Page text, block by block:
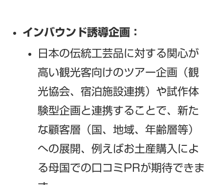
インバウンド誘導企画：
日本の伝統工芸品に対する関心が
高い観光客向けのツアー企画（観
光協会、宿泊施設連携）や試作体
験型企画と連携することで、新た
な顧客層（国、地域、年齢層等）
への展開、例えばお土産購入によ
る母国での口コミPRが期待できま